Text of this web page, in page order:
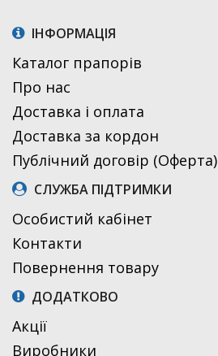
ІНФОРМАЦІЯ
Каталог прапорів
Про нас
Доставка і оплата
Доставка за кордон
Публічний договір (Оферта)
СЛУЖБА ПІДТРИМКИ
Особистий кабінет
Контакти
Повернення товару
ДОДАТКОВО
Акції
Виробники